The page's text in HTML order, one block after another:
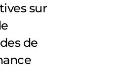
sur
de